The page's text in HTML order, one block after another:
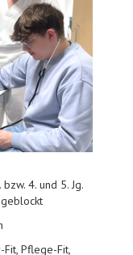
4. und 5. Jg.
Fit, Pflege-Fit,